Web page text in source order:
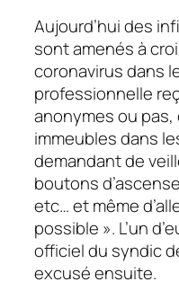
Aujourd’hui des
sont amenés à
coronavirus dans
professionnelle
anonymes ou
immeubles dans
demandant de
boutons
etc… et même
possible ». L’un
officiel du syndic
excusé ensuite.